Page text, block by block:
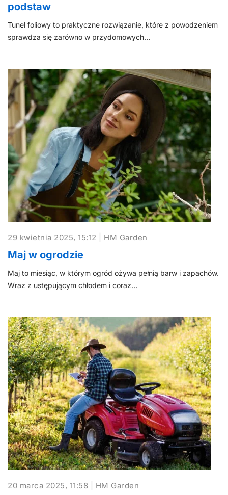
podstaw
Tunel foliowy to praktyczne rozwiązanie, które z powodzeniem
sprawdza się zarówno w przydomowych…
29 kwietnia 2025, 15:12 | HM Garden
Maj w ogrodzie
Maj to miesiąc, w którym ogród ożywa pełnią barw i zapachów.
Wraz z ustępującym chłodem i coraz…
20 marca 2025, 11:58 | HM Garden